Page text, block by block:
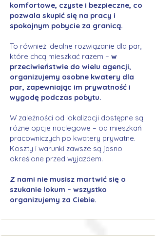
komfortowe, czyste i bezpieczne, co
pozwala skupić się na pracy i
spokojnym pobycie za granicą.
To również idealne rozwiązanie dla par,
które chcą mieszkać razem – w
przeciwieństwie do wielu agencji,
organizujemy osobne kwatery dla
par, zapewniając im prywatność i
wygodę podczas pobytu.
W zależności od lokalizacji dostępne są
różne opcje noclegowe – od mieszkań
pracowniczych po kwatery prywatne.
Koszty i warunki zawsze są jasno
określone przed wyjazdem.
Z nami nie musisz martwić się o
szukanie lokum – wszystko
organizujemy za Ciebie.